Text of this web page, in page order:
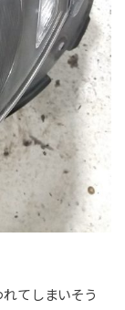
てしまいそう